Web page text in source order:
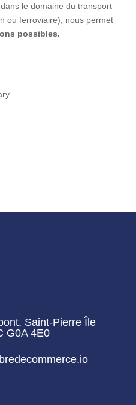
le domaine du transport
ou ferroviaire), nous permet
possibles.
Saint-Pierre Île
G0A 4E0